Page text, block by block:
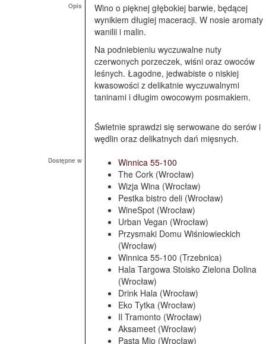
Opis
Wino o pięknej głębokiej barwie, będącej
wynikiem długiej maceracji. W nosie aromaty
wanilii i malin.
Na podniebieniu wyczuwalne nuty
czerwonych porzeczek, wiśni oraz owoców
leśnych. Łagodne, jedwabiste o niskiej
kwasowości z delikatnie wyczuwalnymi
taninami i długim owocowym posmakiem.
Świetnie sprawdzi się serwowane do serów i
wędlin oraz delikatnych dań mięsnych.
Dostępne w
Winnica 55-100
The Cork (Wrocław)
Wizja Wina (Wrocław)
Pestka bistro deli (Wrocław)
WineSpot (Wrocław)
Urban Vegan (Wrocław)
Przysmaki Domu Wiśniowieckich
(Wrocław)
Winnica 55-100 (Trzebnica)
Hala Targowa Stoisko Zielona Dolina
(Wrocław)
Drink Hala (Wrocław)
Eko Tytka (Wrocław)
Il Tramonto (Wrocław)
Aksameet (Wrocław)
Pasta Mio (Wrocław)